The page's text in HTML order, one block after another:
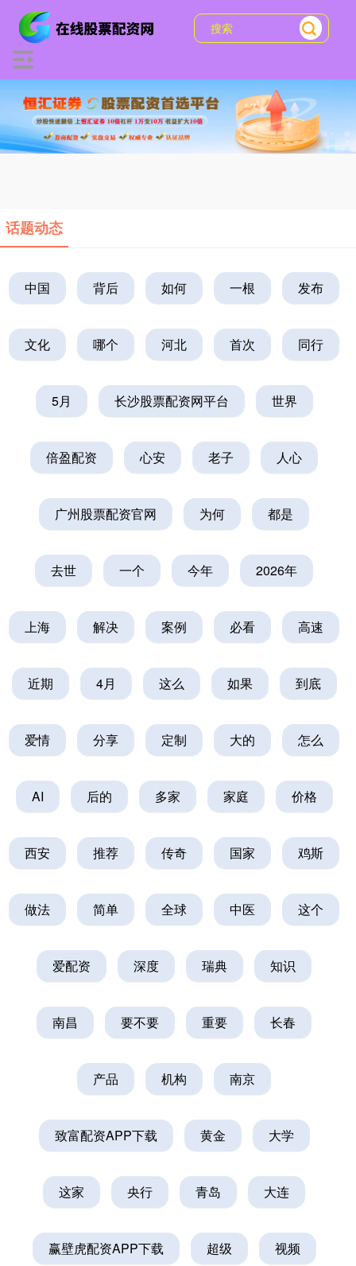
话题动态
中国 背后 如何 一根 发布
文化 哪个 河北 首次 同行
5月 长沙股票配资网平台 世界
倍盈配资 心安 老子 人心
广州股票配资官网 为何 都是
去世 一个 今年 2026年
上海 解决 案例 必看 高速
近期 4月 这么 如果 到底
爱情 分享 定制 大的 怎么
AI 后的 多家 家庭 价格
西安 推荐 传奇 国家 鸡斯
做法 简单 全球 中医 这个
爱配资 深度 瑞典 知识
南昌 要不要 重要 长春
产品 机构 南京
致富配资APP下载 黄金 大学
这家 央行 青岛 大连
赢壁虎配资APP下载 超级 视频